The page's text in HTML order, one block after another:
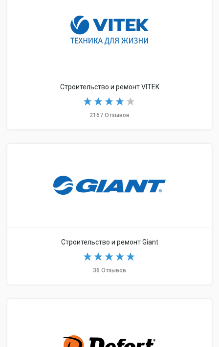
Строительство и ремонт VITEK
2167 Отзывов
Строительство и ремонт Giant
36 Отзывов